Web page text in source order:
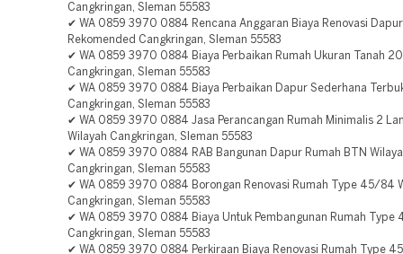
Cangkringan, Sleman 55583
✔ WA 0859 3970 0884 Rencana Anggaran Biaya Renovasi
Rekomended Cangkringan, Sleman 55583
✔ WA 0859 3970 0884 Biaya Perbaikan Rumah Ukuran Tanah
Cangkringan, Sleman 55583
✔ WA 0859 3970 0884 Biaya Perbaikan Dapur Sederhana
Cangkringan, Sleman 55583
✔ WA 0859 3970 0884 Jasa Perancangan Rumah Minimalis 2
Wilayah Cangkringan, Sleman 55583
✔ WA 0859 3970 0884 RAB Bangunan Dapur Rumah BTN
Cangkringan, Sleman 55583
✔ WA 0859 3970 0884 Borongan Renovasi Rumah Type 45/84
Cangkringan, Sleman 55583
✔ WA 0859 3970 0884 Biaya Untuk Pembangunan Rumah Type
Cangkringan, Sleman 55583
✔ WA 0859 3970 0884 Perkiraan Biaya Renovasi Rumah Type